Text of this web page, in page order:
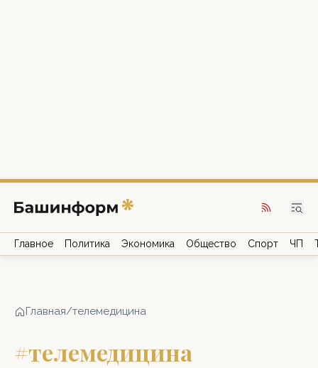
Главное Политика Экономика Общество Спорт ЧП
Главная/телемедицина
#телемедицина